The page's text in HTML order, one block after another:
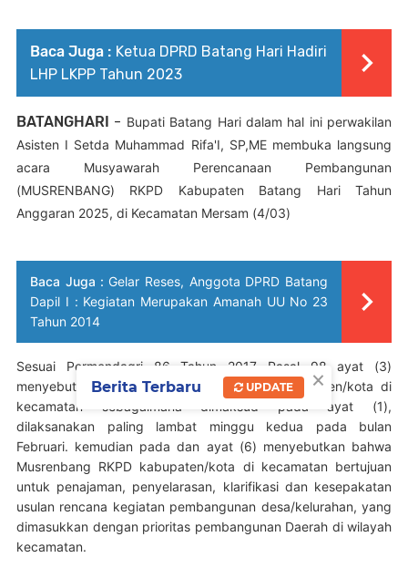
Baca Juga : Ketua DPRD Batang Hari Hadiri
LHP LKPP Tahun 2023
BATANGHARI - Bupati Batang Hari dalam hal ini perwakilan
Asisten I Setda Muhammad Rifa'I, SP,ME membuka langsung
acara Musyawarah Perencanaan Pembangunan
(MUSRENBANG) RKPD Kabupaten Batang Hari Tahun
Anggaran 2025, di Kecamatan Mersam (4/03)
Baca Juga : Gelar Reses, Anggota DPRD Batang
Dapil I : Kegiatan Merupakan Amanah UU No 23
Tahun 2014
Sesuai Permendagri 86 Tahun 2017 Pasal 98 ayat (3)
menyebutkan bahwa Musrenbang RKPD kabupaten/kota di
kecamatan sebagaimana dimaksud pada ayat (1),
dilaksanakan paling lambat minggu kedua pada bulan
Februari. kemudian pada dan ayat (6) menyebutkan bahwa
Musrenbang RKPD kabupaten/kota di kecamatan bertujuan
untuk penajaman, penyelarasan, klarifikasi dan kesepakatan
usulan rencana kegiatan pembangunan desa/kelurahan, yang
dimasukkan dengan prioritas pembangunan Daerah di wilayah
kecamatan.
×
Berita Terbaru UPDATE